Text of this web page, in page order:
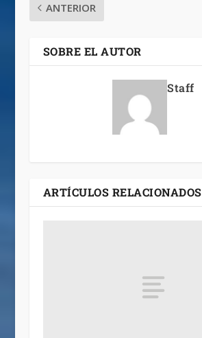
ANTERIOR
SOBRE EL AUTOR
Staff
ARTÍCULOS RELACIONADOS